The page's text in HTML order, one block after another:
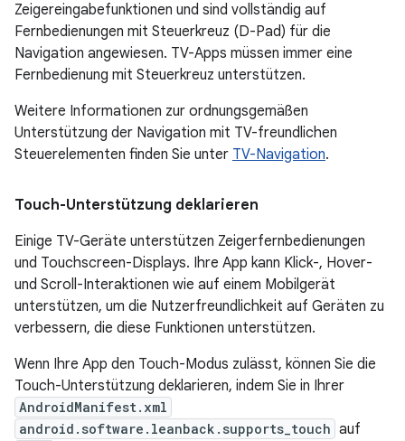
Zeigereingabefunktionen und sind vollständig auf
Fernbedienungen mit Steuerkreuz (D-Pad) für die
Navigation angewiesen. TV-Apps müssen immer eine
Fernbedienung mit Steuerkreuz unterstützen.
Weitere Informationen zur ordnungsgemäßen
Unterstützung der Navigation mit TV-freundlichen
Steuerelementen finden Sie unter TV-Navigation.
Touch-Unterstützung deklarieren
Einige TV-Geräte unterstützen Zeigerfernbedienungen
und Touchscreen-Displays. Ihre App kann Klick-, Hover-
und Scroll-Interaktionen wie auf einem Mobilgerät
unterstützen, um die Nutzerfreundlichkeit auf Geräten zu
verbessern, die diese Funktionen unterstützen.
Wenn Ihre App den Touch-Modus zulässt, können Sie die
Touch-Unterstützung deklarieren, indem Sie in Ihrer
AndroidManifest.xml
android.software.leanback.supports_touch auf